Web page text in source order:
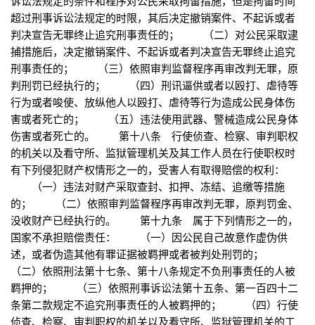
超过刑事诉讼法规定的时限，其后决定撤销案件、不起诉或者
判决宣告无罪终止追究刑事责任的； （二）对公民采取逮
捕措施后，决定撤销案件、不起诉或者判决宣告无罪终止追究
刑事责任的； （三）依照审判监督程序再审改判无罪，原
判刑罚已经执行的； （四）刑讯逼供或者以殴打、虐待等
行为或者唆使、放纵他人以殴打、虐待等行为造成公民身体伤
害或者死亡的； （五）违法使用武器、警械造成公民身体
伤害或者死亡的。 第十八条 行使侦查、检察、审判职权
的机关以及看守所、监狱管理机关及其工作人员在行使职权时
有下列侵犯财产权情形之一的，受害人有取得赔偿的权利：
（一）违法对财产采取查封、扣押、冻结、追缴等措施
的； （二）依照审判监督程序再审改判无罪，原判罚金、
没收财产已经执行的。 第十九条 属于下列情形之一的，
国家不承担赔偿责任： （一）因公民自己故意作虚伪供
述，或者伪造其他有罪证据被羁押或者被判处刑罚的；
（二）依照刑法第十七条、第十八条规定不负刑事责任的人被
羁押的； （三）依照刑事诉讼法第十五条、第一百四十二
条第二款规定不追究刑事责任的人被羁押的； （四）行使
侦查、检察、审判职权的机关以及看守所、监狱管理机关的工